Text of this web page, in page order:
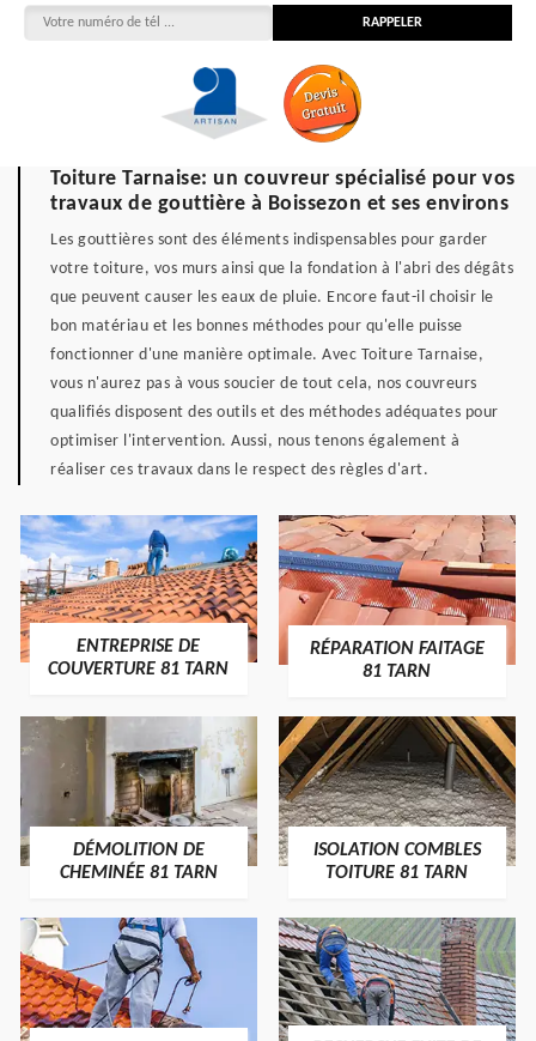
Toiture Tarnaise: un couvreur spécialisé pour vos
travaux de gouttière à Boissezon et ses environs
Les gouttières sont des éléments indispensables pour garder
votre toiture, vos murs ainsi que la fondation à l'abri des dégâts
que peuvent causer les eaux de pluie. Encore faut-il choisir le
bon matériau et les bonnes méthodes pour qu'elle puisse
fonctionner d'une manière optimale. Avec Toiture Tarnaise,
vous n'aurez pas à vous soucier de tout cela, nos couvreurs
qualifiés disposent des outils et des méthodes adéquates pour
optimiser l'intervention. Aussi, nous tenons également à
réaliser ces travaux dans le respect des règles d'art.
ENTREPRISE DE
COUVERTURE 81 TARN
RÉPARATION FAITAGE
81 TARN
DÉMOLITION DE
CHEMINÉE 81 TARN
ISOLATION COMBLES
TOITURE 81 TARN